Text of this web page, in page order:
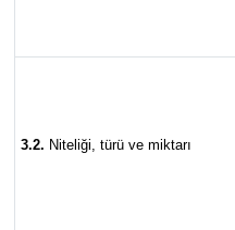
3.2. Niteliği, türü ve miktarı